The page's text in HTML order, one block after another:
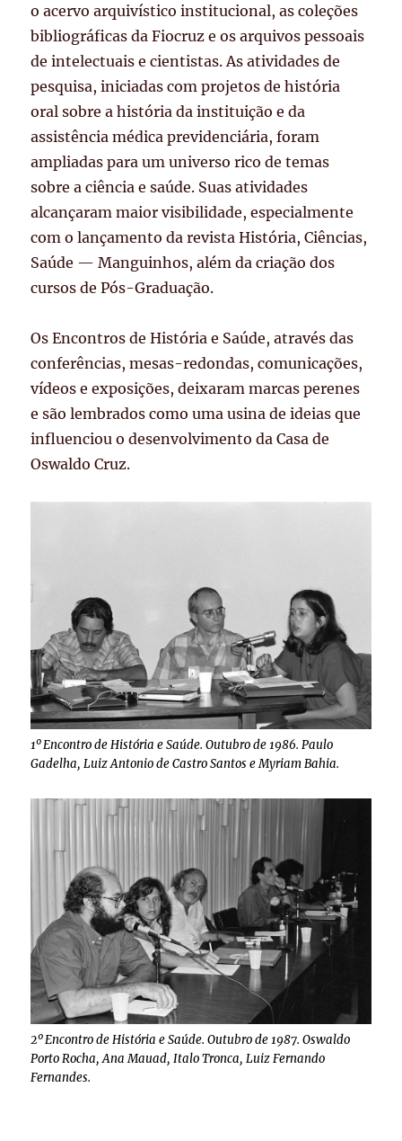
o acervo arquivístico institucional, as coleções
bibliográficas da Fiocruz e os arquivos pessoais
de intelectuais e cientistas. As atividades de
pesquisa, iniciadas com projetos de história
oral sobre a história da instituição e da
assistência médica previdenciária, foram
ampliadas para um universo rico de temas
sobre a ciência e saúde. Suas atividades
alcançaram maior visibilidade, especialmente
com o lançamento da revista História, Ciências,
Saúde — Manguinhos, além da criação dos
cursos de Pós-Graduação.
Os Encontros de História e Saúde, através das
conferências, mesas-redondas, comunicações,
vídeos e exposições, deixaram marcas perenes
e são lembrados como uma usina de ideias que
influenciou o desenvolvimento da Casa de
Oswaldo Cruz.
1º Encontro de História e Saúde. Outubro de 1986. Paulo
Gadelha, Luiz Antonio de Castro Santos e Myriam Bahia.
2º Encontro de História e Saúde. Outubro de 1987. Oswaldo
Porto Rocha, Ana Mauad, Italo Tronca, Luiz Fernando
Fernandes.